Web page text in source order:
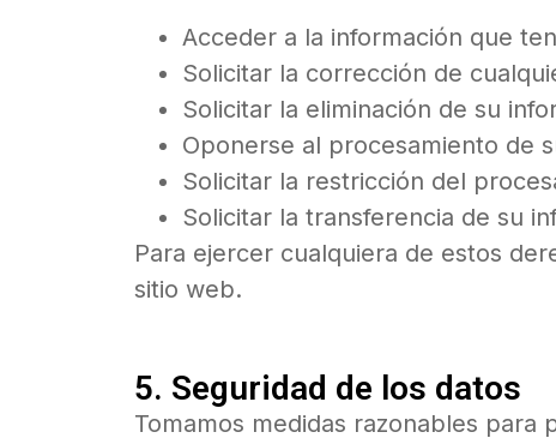
Acceder a la información que
Solicitar la corrección de
Solicitar la eliminación de su
Oponerse al procesamiento de
Solicitar la restricción del
Solicitar la transferencia de su
Para ejercer cualquiera de estos
sitio web.
5. Seguridad de los datos
Tomamos medidas razonables